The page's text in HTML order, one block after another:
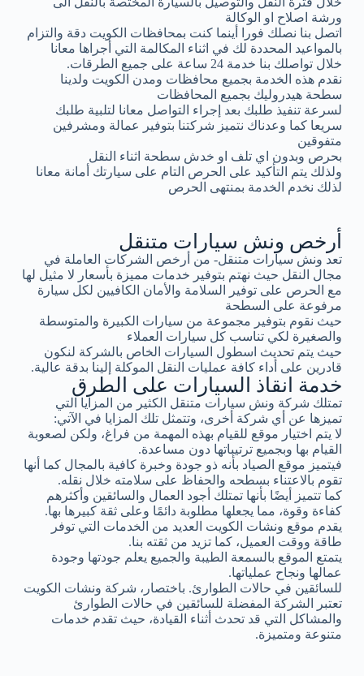
ورشة اصلاح او الوكالة
اتصل بنا نصلك فورا أينما كنت بمحافظات الكويت دقة والتزام
بالمواعيد المحددة لك في اثناء المكالمة التي أجراها معانا
خلال تواصلك بنا خدمة 24 ساعة على جميع الطرقات.
نقدم هذه الخدمة بجميع محافظات ومدن الكويت ولدينا
سطحة هيدروليك بجميع المحافظات
لسرعة تنفيذ طلبك بعد إجراء التواصل معانا لتلبية طلبك
سريعا كما وعدناك نتميز شركتنا بتوفير عمالة ومشرفين
متفوقين
بحرص وبدون اي تلف او خدش سطحة اثناء النقل
ولذلك يتم التأكيد على الحرص التام على سيارتك أمانة معانا
لذلك نخدم الخدمة بمنتهى الحرص
أرخص ونش سيارات متنقل
تعد ونش سيارات متنقل- من أرخص الشركات العاملة في
مجال النقل حيث نهتم بتوفير خدمات مميزة بأسعار لا مثيل لها
مع الحرص على توفير السلامة والأمان الكافيين لكل سيارة
مرفوعة على السطحة
حيث نقوم بتوفير مجموعة من سيارات الكبيرة والمتوسطة
والصغيرة لكي تناسب كل سيارات العملاء
حيث يتم تحديث اسطول السيارات الخاص بالشركة لنكون
قادرين على أداء كافة عمليات النقل الموكلة إلينا بدقة عالية.
خدمة انقاذ السيارات على الطرق
تمتلك شركة ونش سيارات متنقل الكثير من المزايا التي
تميزها عن أي شركة أخرى، وتتمثل تلك المزايا في الآتي:
لا يتم اختيار موقع للقيام بهذه المهمة من فراغ، ولكن لصعوبة
القيام بها وبجميع ترتيباتها دون مساعدة.
فيتميز موقع الصياد بأنه ذو جودة وخبرة كافية بالمجال كما أنها
تقوم بالاعتناء بسطحه والحفاظ على سلامته خلال نقله.
كما تتميز أيضًا بأنها تمتلك أجود العمال والسائقين وأكثرهم
كفاءة وقوة، مما يجعلها مطلوبة دائمًا وعلى ثقة كبيرها بها.
يقدم موقع ونشات الكويت العديد من الخدمات التي توفر
طاقة ووقت العميل، كما تزيد من ثقته بنا.
يتمتع الموقع بالسمعة الطيبة والجميع يعلم جودتها وجودة
عمالها ونجاح عملياتها.
للسائقين في حالات الطوارئ. باختصار، شركة ونشات الكويت
تعتبر الشركة المفضلة للسائقين في حالات الطوارئ
والمشاكل التي قد تحدث أثناء القيادة، حيث تقدم خدمات
متنوعة ومتميزة.